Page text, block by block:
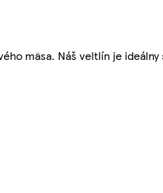
mäsa. Náš veltlín je